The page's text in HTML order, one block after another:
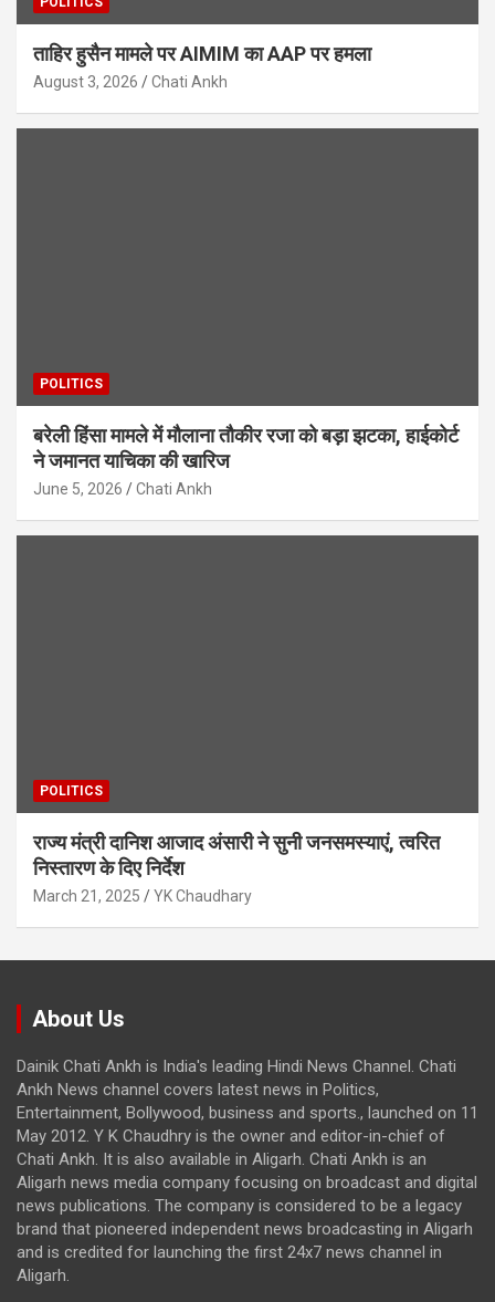
ताहिर हुसैन मामले पर AIMIM का AAP पर हमला
August 3, 2026 Chati Ankh
POLITICS
बरेली हिंसा मामले में मौलाना तौकीर रजा को बड़ा झटका, हाईकोर्ट
ने जमानत याचिका की खारिज
June 5, 2026 Chati Ankh
POLITICS
राज्य मंत्री दानिश आजाद अंसारी ने सुनी जनसमस्याएं, त्वरित
निस्तारण के दिए निर्देश
March 21, 2025 YK Chaudhary
About Us
Dainik Chati Ankh is India's leading Hindi News Channel. Chati
Ankh News channel covers latest news in Politics,
Entertainment, Bollywood, business and sports., launched on 11
May 2012. Y K Chaudhry is the owner and editor-in-chief of
Chati Ankh. It is also available in Aligarh. Chati Ankh is an
Aligarh news media company focusing on broadcast and digital
news publications. The company is considered to be a legacy
brand that pioneered independent news broadcasting in Aligarh
and is credited for launching the first 24x7 news channel in
Aligarh.